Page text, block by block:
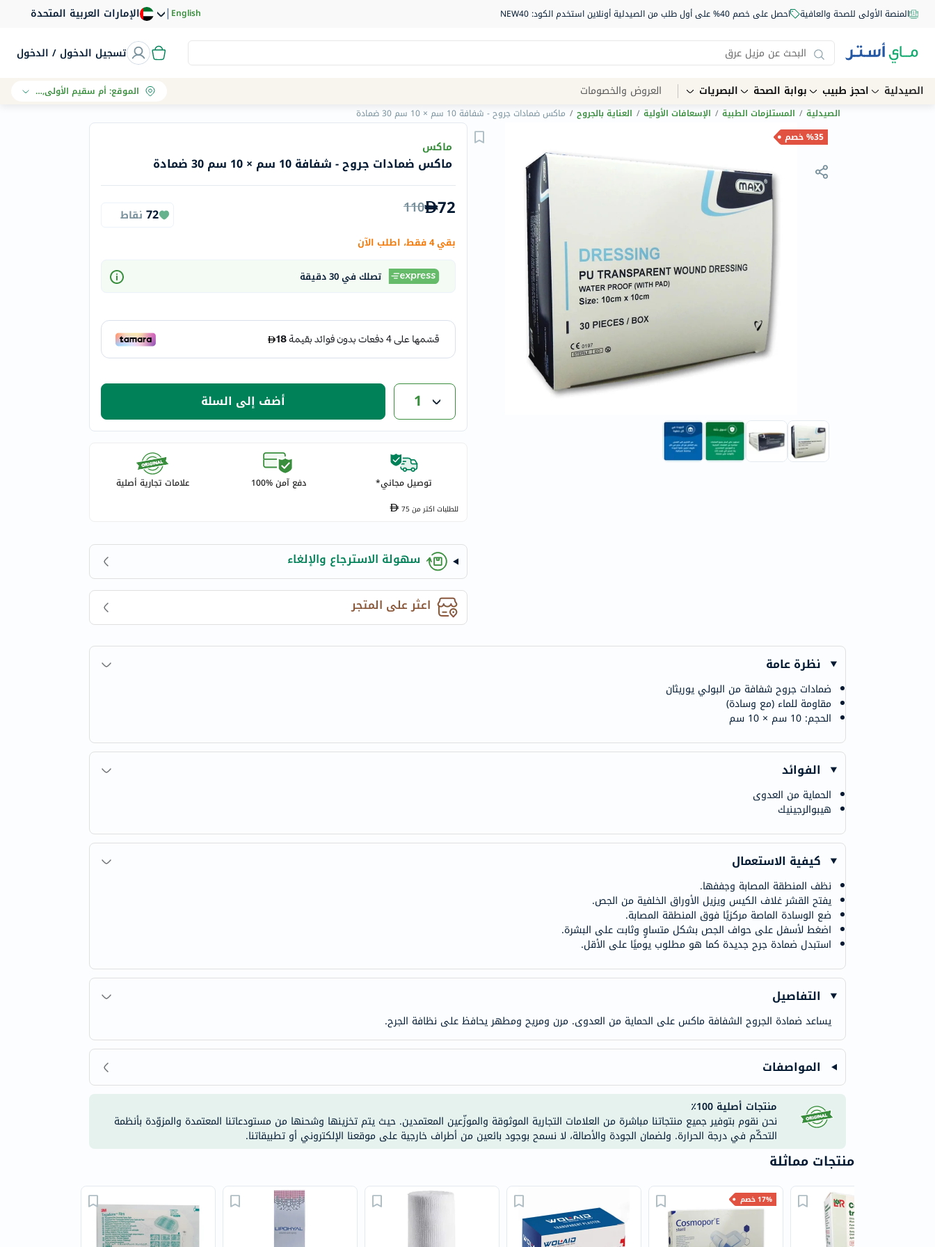
المنصة الأولى للصحة والعافية احصل على خصم 40% على أول طلب من الصيدلية أونلاين استخدم الكود: NEW40 الإمارات العربية المتحدة |English
تسجيل الدخول / الدخول
Navigation
الصيدلية
Humantara
betadine
eucerin
vitabiotics
bioderma
vichy
acm
dymatize
medicube
country-
blueberry-
naturals
bepanthen
21st-
century
accu-
borlind
webber-
cetaphil
neocell
uriage
planet-
olaplex
solaray
optibac
OMRON
الصيدلية احجز طبيب بوابة الصحة البصريات العروض والخصومات الموقع:أم سقيم الأولى, دبي
الصيدلية / المستلزمات الطبية / الإسعافات الأولية / العناية بالجروح / ماكس ضمادات جروح - شفافة 10 سم × 10 سم 30 ضمادة
%35 خصم
ماكس
ماكس ضمادات جروح - شفافة 10 سم × 10 سم 30 ضمادة
72
110
72 نقاط
بقي 4 فقط، اطلب الآن
تصلك في 30 دقيقة
1 أضف إلى السلة
توصيل مجاني* دفع آمن %100 علامات تجارية أصلية
للطلبات اكتر من75
سهولة الاسترجاع والإلغاء
اعثر على المتجر
نظرة عامة
ضمادات جروح شفافة من البولي يوريثان
مقاومة للماء (مع وسادة)
الحجم: 10 سم × 10 سم
الفوائد
الحماية من العدوى
هيبوالرجينيك
كيفية الاستعمال
نظف المنطقة المصابة وجففها.
يفتح القشر غلاف الكيس ويزيل الأوراق الخلفية من الجص.
ضع الوسادة الماصة مركزيًا فوق المنطقة المصابة.
اضغط لأسفل على حواف الجص بشكل متساوٍ وثابت على البشرة.
استبدل ضمادة جرح جديدة كما هو مطلوب يوميًا على الأقل.
التفاصيل
يساعد ضمادة الجروح الشفافة ماكس على الحماية من العدوى. مرن ومريح ومطهر يحافظ على نظافة الجرح.
المواصفات
منتجات أصلية 100٪
نحن نقوم بتوفير جميع منتجاتنا مباشرة من العلامات التجارية الموثوقة والموزّعين المعتمدين. حيث يتم تخزينها وشحنها من مستودعاتنا المعتمدة والمزوّدة بأنظمة
التحكّم في درجة الحرارة. ولضمان الجودة والأصالة، لا نسمح بوجود بائعين من أطراف خارجية على موقعنا الإلكتروني أو تطبيقاتنا.
منتجات مماثلة
17% خصم